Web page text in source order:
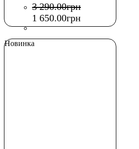
3 290.00грн
1 650.00грн
Новинка